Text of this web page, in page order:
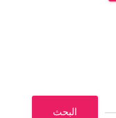
البحث